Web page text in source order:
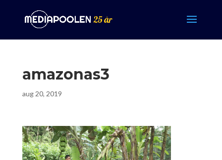
amazonas3
aug 20, 2019